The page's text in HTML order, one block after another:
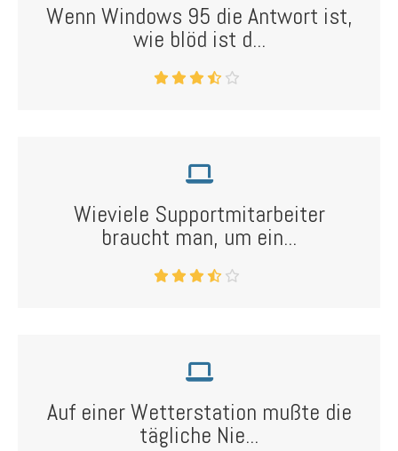
Wenn Windows 95 die Antwort ist,
wie blöd ist d...
Wieviele Supportmitarbeiter
braucht man, um ein...
Auf einer Wetterstation mußte die
tägliche Nie...